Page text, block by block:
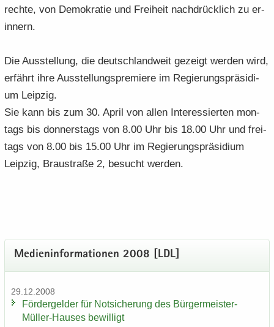
rech­te, von De­mo­kra­tie und Frei­heit nach­drück­lich zu er­
in­nern.
Die Aus­stel­lung, die deutsch­land­weit ge­zeigt wer­den wird,
er­fährt ihre Aus­stel­lungs­pre­mie­re im Re­gie­rungs­prä­si­di­
um Leip­zig.
Sie kann bis zum 30. April von allen In­ter­es­sier­ten mon­
tags bis don­ners­tags von 8.00 Uhr bis 18.00 Uhr und frei­
tags von 8.00 bis 15.00 Uhr im Re­gie­rungs­prä­si­di­um
Leip­zig, Brau­stra­ße 2, be­sucht wer­den.
Me­di­en­in­for­ma­tio­nen 2008 [LDL]
29.12.2008
För­der­gel­der für Not­si­che­rung des Bürgermeister-​
Müller-Hauses be­wil­ligt